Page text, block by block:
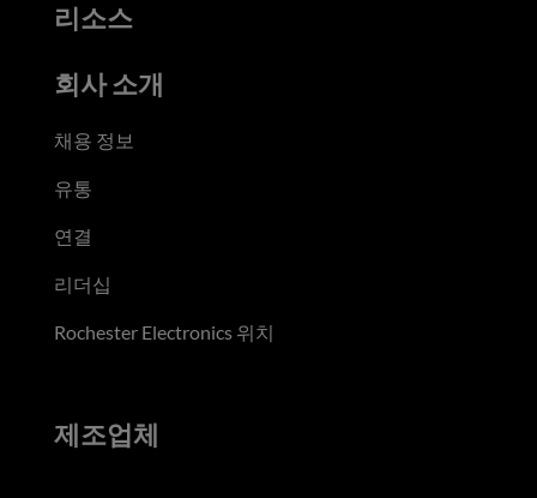
리소스
회사 소개
채용 정보
유통
연결
리더십
Rochester Electronics 위치
제조업체